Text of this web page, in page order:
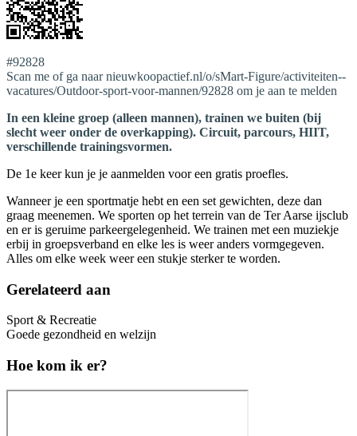
#92828
Scan me of ga naar nieuwkoopactief.nl/o/sMart-Figure/activiteiten--
vacatures/Outdoor-sport-voor-mannen/92828 om je aan te melden
In een kleine groep (alleen mannen), trainen we buiten (bij
slecht weer onder de overkapping). Circuit, parcours, HIIT,
verschillende trainingsvormen.
De 1e keer kun je je aanmelden voor een gratis proefles.
Wanneer je een sportmatje hebt en een set gewichten, deze dan
graag meenemen. We sporten op het terrein van de Ter Aarse ijsclub
en er is geruime parkeergelegenheid. We trainen met een muziekje
erbij in groepsverband en elke les is weer anders vormgegeven.
Alles om elke week weer een stukje sterker te worden.
Gerelateerd aan
Sport & Recreatie
Goede gezondheid en welzijn
Hoe kom ik er?